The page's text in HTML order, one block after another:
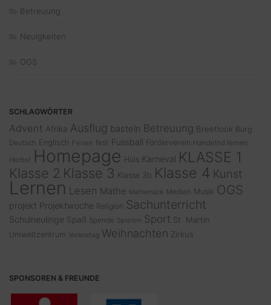
Betreuung
Neuigkeiten
OGS
SCHLAGWÖRTER
Advent Afrika Ausflug basteln Betreuung Breetlook Burg
Deutsch Englisch Ferien fest Fussball Förderverein Handelnd lernen
Herbst
Homepage Hüls Karneval KLASSE 1
Klasse 2 Klasse 3 Klasse 3b Klasse 4 Kunst
Lernen Lesen Mathe Mathematik Medien Musik OGS
projekt Projektwoche Religion Sachunterricht
Schulneulinge Spaß Spende Spielen Sport St. Martin
Umweltzentrum Vorlesetag Weihnachten Zirkus
SPONSOREN & FREUNDE